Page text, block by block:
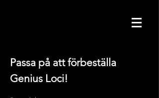
Passa på att förbeställa
Genius Loci!